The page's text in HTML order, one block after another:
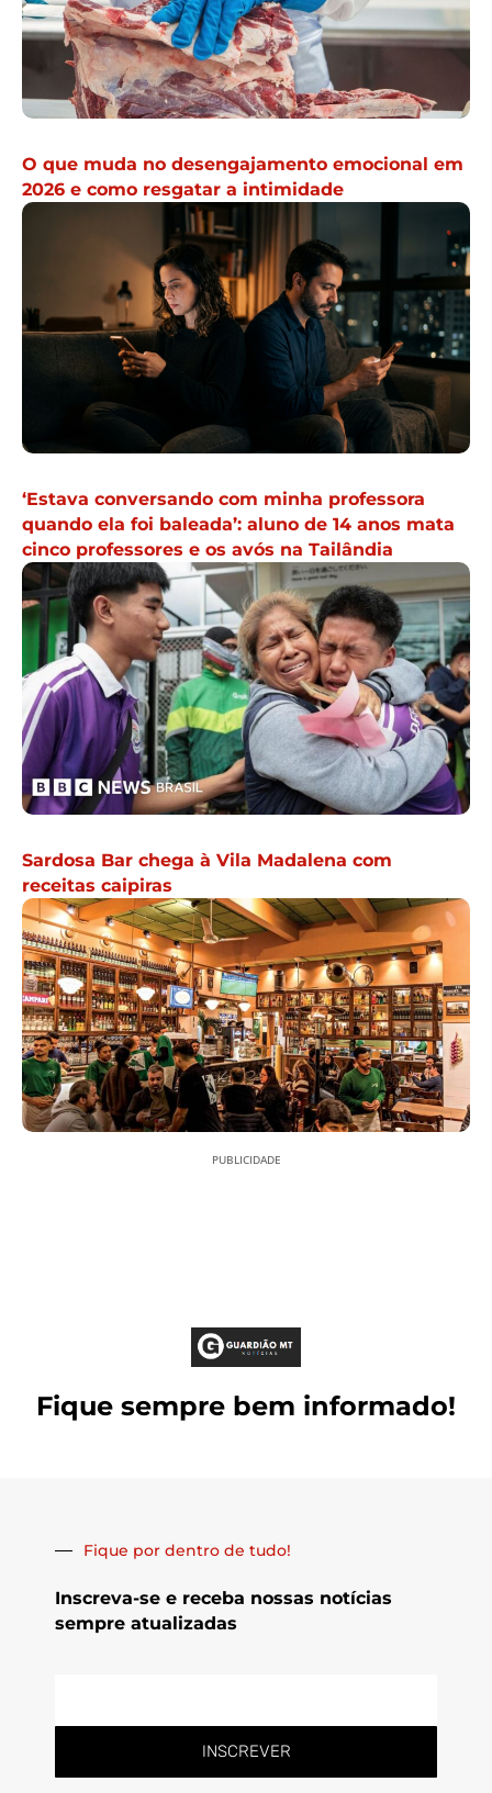
O que muda no desengajamento emocional em
2026 e como resgatar a intimidade
‘Estava conversando com minha professora
quando ela foi baleada’: aluno de 14 anos mata
cinco professores e os avós na Tailândia
Sardosa Bar chega à Vila Madalena com
receitas caipiras
PUBLICIDADE
Fique sempre bem informado!
Fique por dentro de tudo!
Inscreva-se e receba nossas notícias
sempre atualizadas
INSCREVER